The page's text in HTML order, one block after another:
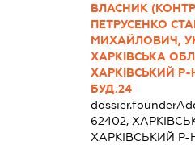
ВЛАСНИК
ПЕТРУСЕНКО
МИХАЙЛОВИЧ,
ХАРКІВСЬКА
ХАРКІВСЬКИЙ
БУД.24
62402,
ХАРКІВСЬКИЙ